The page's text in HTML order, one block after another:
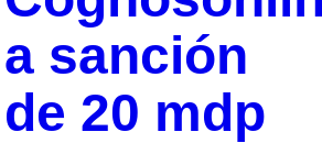
a sanción
de 20 mdp